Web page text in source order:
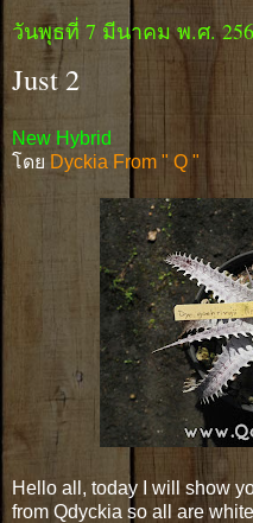
วันพุธที่ 7 มีนาคม พ.ศ.
Just 2
New Hybrid
โดย Dyckia From " Q "
Hello all, today I will show
from Qdyckia so all are